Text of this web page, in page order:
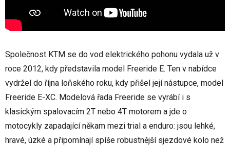
Společnost KTM se do vod elektrického pohonu vydala už v
roce 2012, kdy představila model Freeride E. Ten v nabídce
vydržel do října loňského roku, kdy přišel její nástupce, model
Freeride E-XC. Modelová řada Freeride se vyrábí i s
klasickým spalovacím 2T nebo 4T motorem a jde o
motocykly zapadající někam mezi trial a enduro: jsou lehké,
hravé, úzké a připomínají spíše robustnější sjezdové kolo než